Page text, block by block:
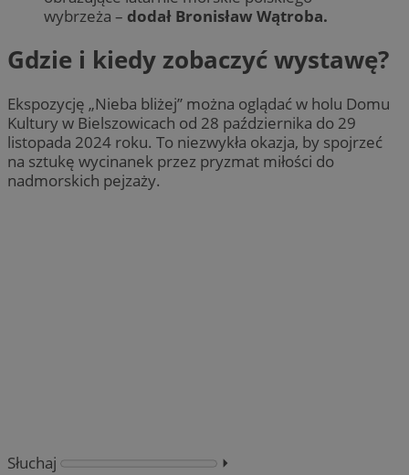
wybrzeża – dodał Bronisław Wątroba.
Gdzie i kiedy zobaczyć wystawę?
Ekspozycję „Nieba bliżej” można oglądać w holu Domu
Kultury w Bielszowicach od 28 października do 29
listopada 2024 roku. To niezwykła okazja, by spojrzeć
na sztukę wycinanek przez pryzmat miłości do
nadmorskich pejzaży.
Słuchaj
⏵︎